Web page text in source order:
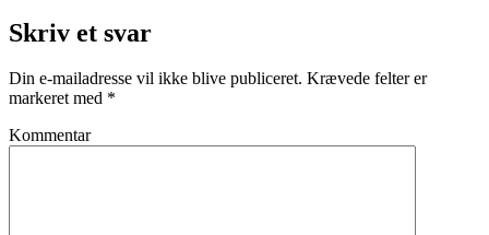
Skriv et svar
Din e-mailadresse vil ikke blive publiceret. Krævede felter er
markeret med *
Kommentar